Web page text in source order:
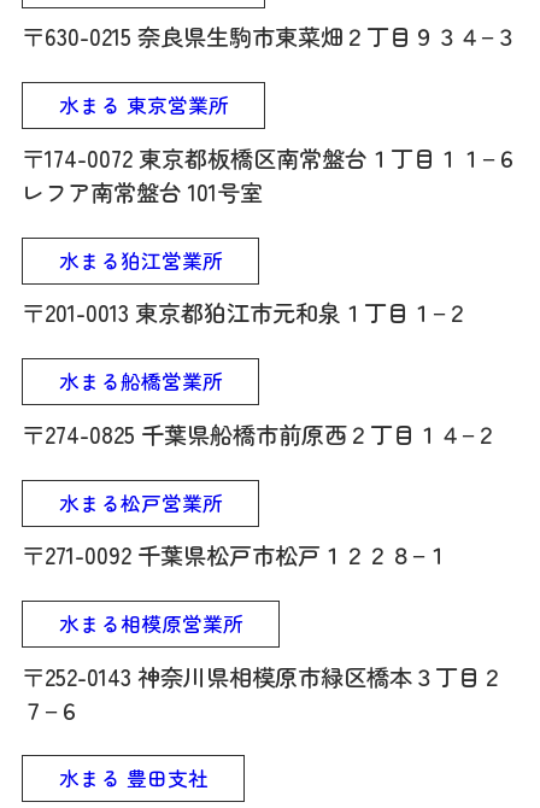
〒630-0215 奈良県生駒市東菜畑２丁目９３４−３
水まる 東京営業所
〒174-0072 東京都板橋区南常盤台１丁目１１−６
レフア南常盤台 101号室
水まる狛江営業所
〒201-0013 東京都狛江市元和泉１丁目１−２
水まる船橋営業所
〒274-0825 千葉県船橋市前原西２丁目１４−２
水まる松戸営業所
〒271-0092 千葉県松戸市松戸１２２８−１
水まる相模原営業所
〒252-0143 神奈川県相模原市緑区橋本３丁目２
７−６
水まる 豊田支社